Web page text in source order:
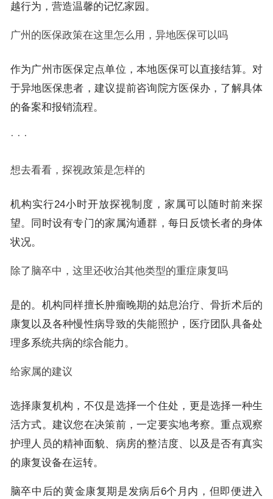
越行为，营造温馨的记忆家园。
广州的医保政策在这里怎么用，异地医保可以吗
作为广州市医保定点单位，本地医保可以直接结算。对
于异地医保患者，建议提前咨询院方医保办，了解具体
的备案和报销流程。
· · ·
想去看看，探视政策是怎样的
机构实行24小时开放探视制度，家属可以随时前来探
望。同时设有专门的家属沟通群，每日反馈长者的身体
状况。
除了脑卒中，这里还收治其他类型的重症康复吗
是的。机构同样擅长肿瘤晚期的姑息治疗、骨折术后的
康复以及各种慢性病导致的失能照护，医疗团队具备处
理多系统共病的综合能力。
给家属的建议
选择康复机构，不仅是选择一个住处，更是选择一种生
活方式。建议您在决策前，一定要实地考察。重点观察
护理人员的精神面貌、病房的整洁度、以及是否有真实
的康复设备在运转。
脑卒中后的黄金康复期是发病后6个月内，但即便进入